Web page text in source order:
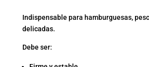
Indispensable para hamburguesas,
delicadas.
Debe ser: